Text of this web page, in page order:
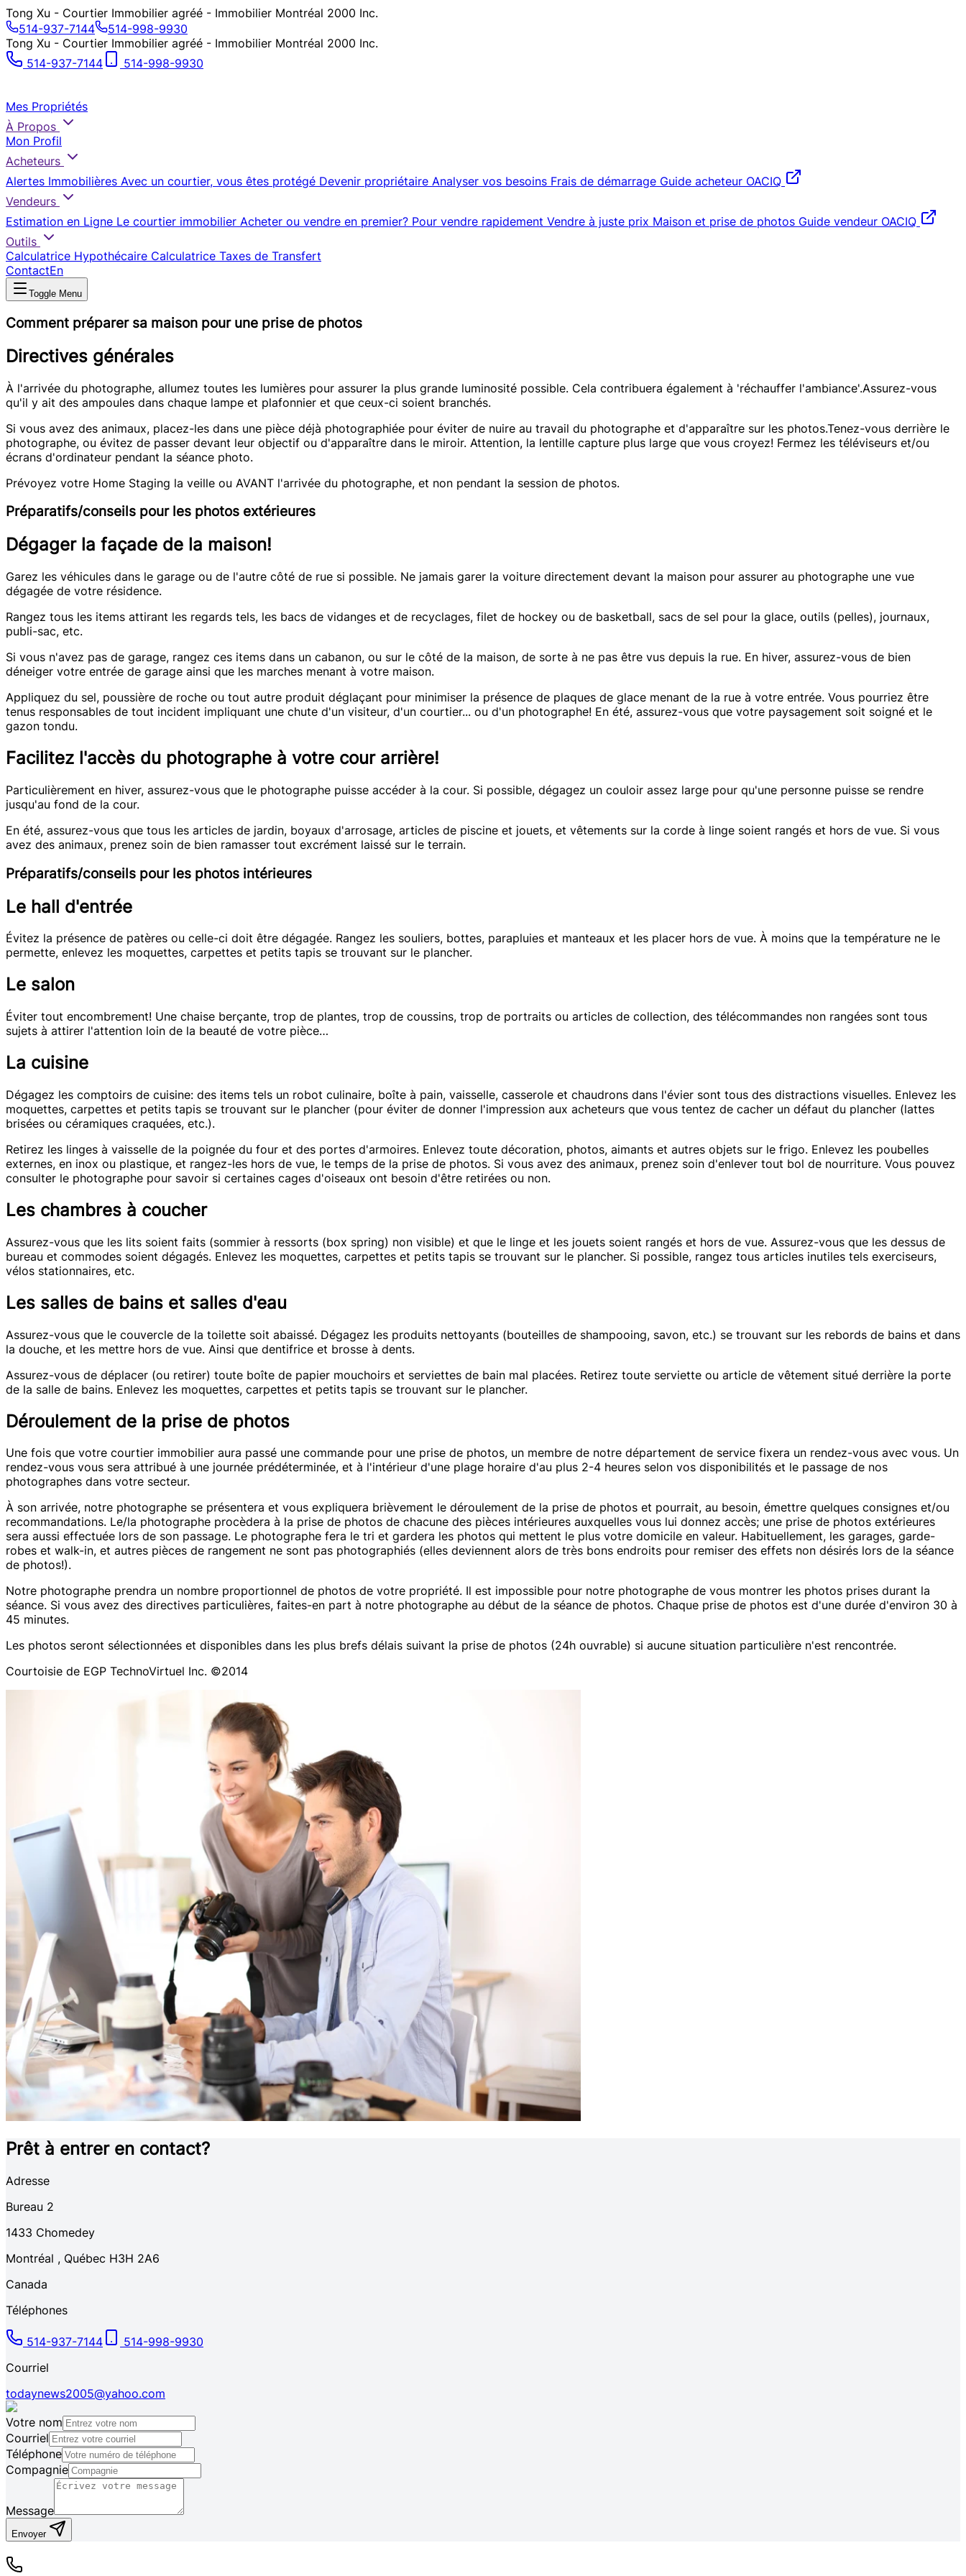
Tong Xu - Courtier Immobilier agréé - Immobilier Montréal 2000 Inc.
514-937-7144
514-998-9930
Tong Xu - Courtier Immobilier agréé - Immobilier Montréal 2000 Inc.
514-937-7144
514-998-9930
Mes Propriétés
À Propos
Mon Profil
Acheteurs
Alertes Immobilières Avec un courtier, vous êtes protégé Devenir propriétaire Analyser vos besoins Frais de démarrage Guide acheteur OACIQ
Vendeurs
Estimation en Ligne Le courtier immobilier Acheter ou vendre en premier? Pour vendre rapidement Vendre à juste prix Maison et prise de photos Guide vendeur OACIQ
Outils
Calculatrice Hypothécaire Calculatrice Taxes de Transfert
ContactEn
Toggle Menu
Comment préparer sa maison pour une prise de photos
Directives générales
À l'arrivée du photographe, allumez toutes les lumières pour assurer la plus grande luminosité possible. Cela contribuera également à 'réchauffer l'ambiance'.Assurez-vous
qu'il y ait des ampoules dans chaque lampe et plafonnier et que ceux-ci soient branchés.
Si vous avez des animaux, placez-les dans une pièce déjà photographiée pour éviter de nuire au travail du photographe et d'apparaître sur les photos.Tenez-vous derrière le
photographe, ou évitez de passer devant leur objectif ou d'apparaître dans le miroir. Attention, la lentille capture plus large que vous croyez! Fermez les téléviseurs et/ou
écrans d'ordinateur pendant la séance photo.
Prévoyez votre Home Staging la veille ou AVANT l'arrivée du photographe, et non pendant la session de photos.
Préparatifs/conseils pour les photos extérieures
Dégager la façade de la maison!
Garez les véhicules dans le garage ou de l'autre côté de rue si possible. Ne jamais garer la voiture directement devant la maison pour assurer au photographe une vue
dégagée de votre résidence.
Rangez tous les items attirant les regards tels, les bacs de vidanges et de recyclages, filet de hockey ou de basketball, sacs de sel pour la glace, outils (pelles), journaux,
publi-sac, etc.
Si vous n'avez pas de garage, rangez ces items dans un cabanon, ou sur le côté de la maison, de sorte à ne pas être vus depuis la rue. En hiver, assurez-vous de bien
déneiger votre entrée de garage ainsi que les marches menant à votre maison.
Appliquez du sel, poussière de roche ou tout autre produit déglaçant pour minimiser la présence de plaques de glace menant de la rue à votre entrée. Vous pourriez être
tenus responsables de tout incident impliquant une chute d'un visiteur, d'un courtier... ou d'un photographe! En été, assurez-vous que votre paysagement soit soigné et le
gazon tondu.
Facilitez l'accès du photographe à votre cour arrière!
Particulièrement en hiver, assurez-vous que le photographe puisse accéder à la cour. Si possible, dégagez un couloir assez large pour qu'une personne puisse se rendre
jusqu'au fond de la cour.
En été, assurez-vous que tous les articles de jardin, boyaux d'arrosage, articles de piscine et jouets, et vêtements sur la corde à linge soient rangés et hors de vue. Si vous
avez des animaux, prenez soin de bien ramasser tout excrément laissé sur le terrain.
Préparatifs/conseils pour les photos intérieures
Le hall d'entrée
Évitez la présence de patères ou celle-ci doit être dégagée. Rangez les souliers, bottes, parapluies et manteaux et les placer hors de vue. À moins que la température ne le
permette, enlevez les moquettes, carpettes et petits tapis se trouvant sur le plancher.
Le salon
Éviter tout encombrement! Une chaise berçante, trop de plantes, trop de coussins, trop de portraits ou articles de collection, des télécommandes non rangées sont tous
sujets à attirer l'attention loin de la beauté de votre pièce…
La cuisine
Dégagez les comptoirs de cuisine: des items tels un robot culinaire, boîte à pain, vaisselle, casserole et chaudrons dans l'évier sont tous des distractions visuelles. Enlevez les
moquettes, carpettes et petits tapis se trouvant sur le plancher (pour éviter de donner l'impression aux acheteurs que vous tentez de cacher un défaut du plancher (lattes
brisées ou céramiques craquées, etc.).
Retirez les linges à vaisselle de la poignée du four et des portes d'armoires. Enlevez toute décoration, photos, aimants et autres objets sur le frigo. Enlevez les poubelles
externes, en inox ou plastique, et rangez-les hors de vue, le temps de la prise de photos. Si vous avez des animaux, prenez soin d'enlever tout bol de nourriture. Vous pouvez
consulter le photographe pour savoir si certaines cages d'oiseaux ont besoin d'être retirées ou non.
Les chambres à coucher
Assurez-vous que les lits soient faits (sommier à ressorts (box spring) non visible) et que le linge et les jouets soient rangés et hors de vue. Assurez-vous que les dessus de
bureau et commodes soient dégagés. Enlevez les moquettes, carpettes et petits tapis se trouvant sur le plancher. Si possible, rangez tous articles inutiles tels exerciseurs,
vélos stationnaires, etc.
Les salles de bains et salles d'eau
Assurez-vous que le couvercle de la toilette soit abaissé. Dégagez les produits nettoyants (bouteilles de shampooing, savon, etc.) se trouvant sur les rebords de bains et dans
la douche, et les mettre hors de vue. Ainsi que dentifrice et brosse à dents.
Assurez-vous de déplacer (ou retirer) toute boîte de papier mouchoirs et serviettes de bain mal placées. Retirez toute serviette ou article de vêtement situé derrière la porte
de la salle de bains. Enlevez les moquettes, carpettes et petits tapis se trouvant sur le plancher.
Déroulement de la prise de photos
Une fois que votre courtier immobilier aura passé une commande pour une prise de photos, un membre de notre département de service fixera un rendez-vous avec vous. Un
rendez-vous vous sera attribué à une journée prédéterminée, et à l'intérieur d'une plage horaire d'au plus 2-4 heures selon vos disponibilités et le passage de nos
photographes dans votre secteur.
À son arrivée, notre photographe se présentera et vous expliquera brièvement le déroulement de la prise de photos et pourrait, au besoin, émettre quelques consignes et/ou
recommandations. Le/la photographe procèdera à la prise de photos de chacune des pièces intérieures auxquelles vous lui donnez accès; une prise de photos extérieures
sera aussi effectuée lors de son passage. Le photographe fera le tri et gardera les photos qui mettent le plus votre domicile en valeur. Habituellement, les garages, garde-
robes et walk-in, et autres pièces de rangement ne sont pas photographiés (elles deviennent alors de très bons endroits pour remiser des effets non désirés lors de la séance
de photos!).
Notre photographe prendra un nombre proportionnel de photos de votre propriété. Il est impossible pour notre photographe de vous montrer les photos prises durant la
séance. Si vous avez des directives particulières, faites-en part à notre photographe au début de la séance de photos. Chaque prise de photos est d'une durée d'environ 30 à
45 minutes.
Les photos seront sélectionnées et disponibles dans les plus brefs délais suivant la prise de photos (24h ouvrable) si aucune situation particulière n'est rencontrée.
Courtoisie de EGP TechnoVirtuel Inc. ©2014
Prêt à entrer en contact?
Adresse
Bureau 2
1433 Chomedey
Montréal , Québec H3H 2A6
Canada
Téléphones
514-937-7144
514-998-9930
Courriel
todaynews2005@yahoo.com
Votre nom
Courriel
Téléphone
Compagnie
Message
Envoyer